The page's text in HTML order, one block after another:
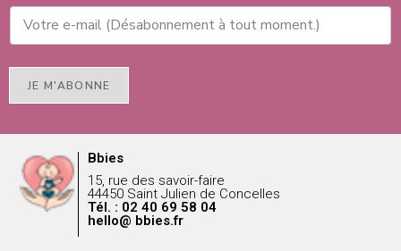
JE M'ABONNE
Bbies
15, rue des savoir-faire
44450 Saint Julien de Concelles
Tél. : 02 40 69 58 04
hello@ bbies.fr